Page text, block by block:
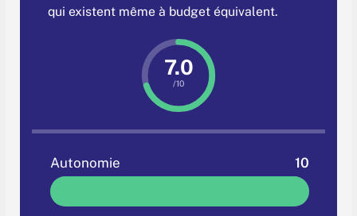
7.0
/10
qui existent même à budget équivalent.
Autonomie 10